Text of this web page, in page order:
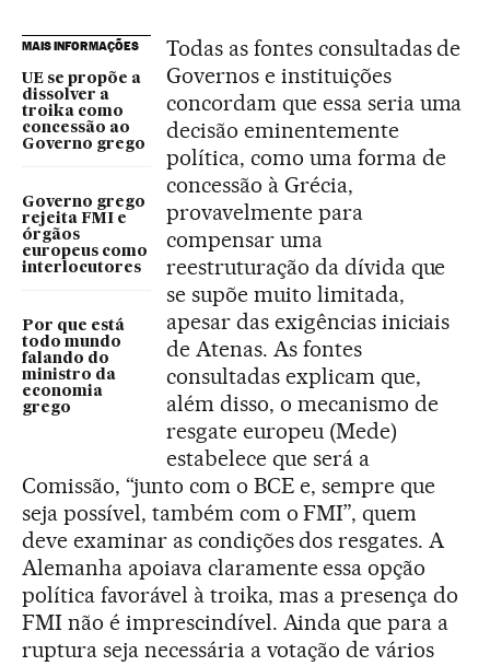
MAIS INFORMAÇÕES
UE se propõe a
dissolver a
troika como
concessão ao
Governo grego
Governo grego
rejeita FMI e
órgãos
europeus como
interlocutores
Por que está
todo mundo
falando do
ministro da
economia
grego
Todas as fontes consultadas de
Governos e instituições
concordam que essa seria uma
decisão eminentemente
política, como uma forma de
concessão à Grécia,
provavelmente para
compensar uma
reestruturação da dívida que
se supõe muito limitada,
apesar das exigências iniciais
de Atenas. As fontes
consultadas explicam que,
além disso, o mecanismo de
resgate europeu (Mede)
estabelece que será a
Comissão, “junto com o BCE e, sempre que
seja possível, também com o FMI”, quem
deve examinar as condições dos resgates. A
Alemanha apoiava claramente essa opção
política favorável à troika, mas a presença do
FMI não é imprescindível. Ainda que para a
ruptura seja necessária a votação de vários